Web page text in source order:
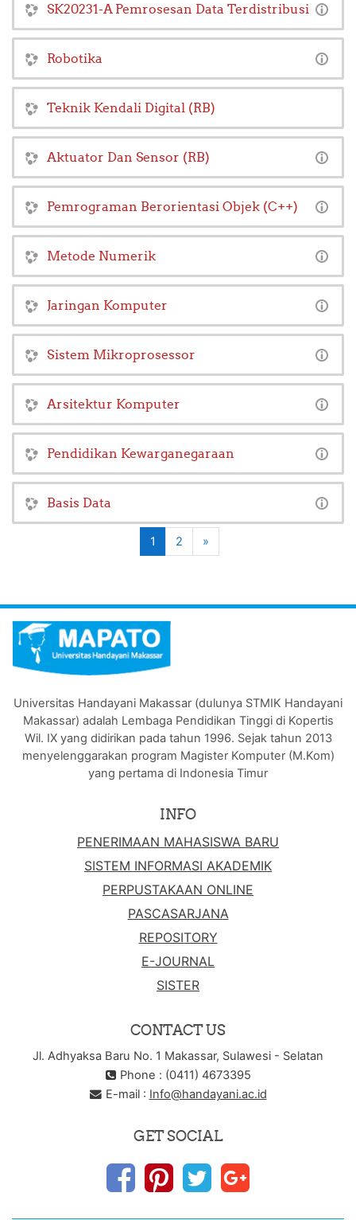
SK20231-A Pemrosesan Data Terdistribusi
Robotika
Teknik Kendali Digital (RB)
Aktuator Dan Sensor (RB)
Pemrograman Berorientasi Objek (C++)
Metode Numerik
Jaringan Komputer
Sistem Mikroprosessor
Arsitektur Komputer
Pendidikan Kewarganegaraan
Basis Data
1 (current)
2 »Next
Universitas Handayani Makassar (dulunya STMIK Handayani
Makassar) adalah Lembaga Pendidikan Tinggi di Kopertis
Wil. IX yang didirikan pada tahun 1996. Sejak tahun 2013
menyelenggarakan program Magister Komputer (M.Kom)
yang pertama di Indonesia Timur
INFO
PENERIMAAN MAHASISWA BARU
SISTEM INFORMASI AKADEMIK
PERPUSTAKAAN ONLINE
PASCASARJANA
REPOSITORY
E-JOURNAL
SISTER
CONTACT US
Jl. Adhyaksa Baru No. 1 Makassar, Sulawesi - Selatan
Phone : (0411) 4673395
E-mail : Info@handayani.ac.id
GET SOCIAL